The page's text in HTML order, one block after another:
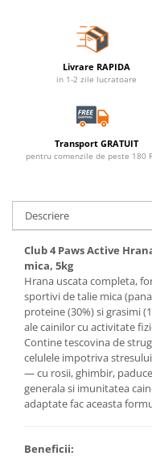
Livrare RAPIDA
in 1-2 zile lucratoare
Transport GRATUIT
pentru comenzile de peste 180
Descriere
Club 4 Paws Active
mica, 5kg
Hrana uscata completa,
sportivi de talie mica
proteine (30%) si grasimi
ale cainilor cu activitate
Contine tescovina de
celulele impotriva
— cu rosii, ghimbir,
generala si imunitatea
adaptate fac aceasta
Beneficii: